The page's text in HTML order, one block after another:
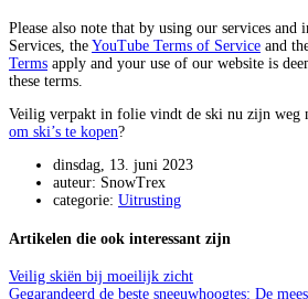
Please also note that by using our services and
Services, the YouTube Terms of Service and
Terms apply and your use of our website is
these terms.
Veilig verpakt in folie vindt de ski nu zijn weg
om ski’s te kopen?
dinsdag, 13. juni 2023
auteur: SnowTrex
categorie: Uitrusting
Artikelen die ook interessant zijn
Veilig skiën bij moeilijk zicht
Gegarandeerd de beste sneeuwhoogtes: De